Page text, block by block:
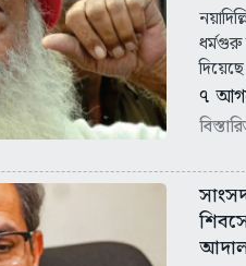
ধর্মগুরু
৭